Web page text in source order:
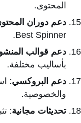
المحتوى.
دعم دوران
Best Spinner.
دعم قوالب
بأساليب مختلفة.
دعم البروكسي:
والخصوصية.
تحديثات مجانية: